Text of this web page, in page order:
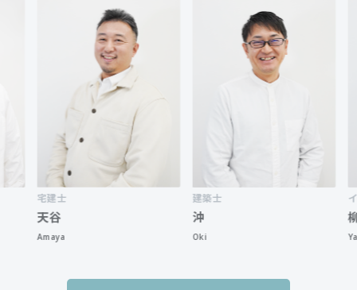
インテリ
Yanagihara